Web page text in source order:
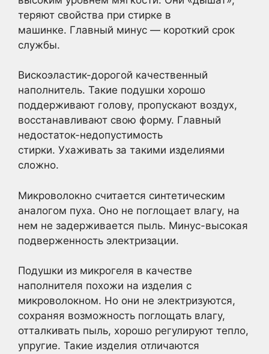
теряют свойства при стирке в
машинке. Главный минус — короткий срок
службы.
Вискоэластик-дорогой качественный
наполнитель. Такие подушки хорошо
поддерживают голову, пропускают воздух,
восстанавливают свою форму. Главный
недостаток-недопустимость
стирки. Ухаживать за такими изделиями
сложно.
Микроволокно считается синтетическим
аналогом пуха. Оно не поглощает влагу, на
нем не задерживается пыль. Минус-высокая
подверженность электризации.
Подушки из микрогеля в качестве
наполнителя похожи на изделия с
микроволокном. Но они не электризуются,
сохраняя возможность поглощать влагу,
отталкивать пыль, хорошо регулируют тепло,
упругие. Такие изделия отличаются